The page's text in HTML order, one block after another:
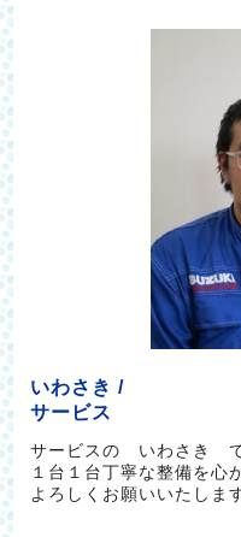
いわさき /
サービス
サービスの いわさき で
１台１台丁寧な整備を心
よろしくお願いいたしま